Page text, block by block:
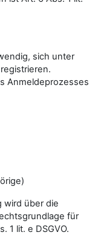
sich unter
Anmeldeprozesses
wird über die
für
1 lit. e DSGVO.